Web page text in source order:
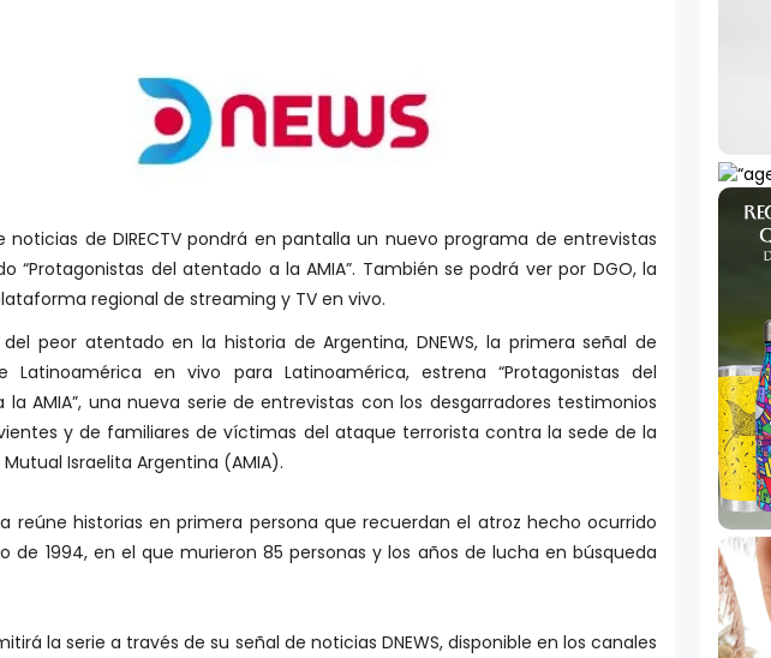
noticias de DIRECTV pondrá en pantalla un nuevo programa de entrevistas
“Protagonistas del atentado a la AMIA”. También se podrá ver por DGO, la
regional de streaming y TV en vivo.
peor atentado en la historia de Argentina, DNEWS, la primera señal de
Latinoamérica en vivo para Latinoamérica, estrena “Protagonistas del
AMIA”, una nueva serie de entrevistas con los desgarradores testimonios
y de familiares de víctimas del ataque terrorista contra la sede de la
Israelita Argentina (AMIA).
reúne historias en primera persona que recuerdan el atroz hecho ocurrido
de 1994, en el que murieron 85 personas y los años de lucha en búsqueda
la serie a través de su señal de noticias DNEWS, disponible en los canales